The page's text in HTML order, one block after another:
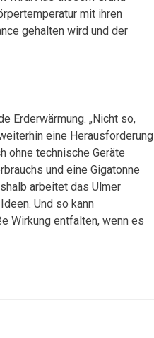
mit ihren
gehalten wird und der
Erderwärmung. „Nicht so,
eine Herausforderung
ohne technische Geräte
und eine Gigatonne
arbeitet das Ulmer
Und so kann
Wirkung entfalten, wenn es